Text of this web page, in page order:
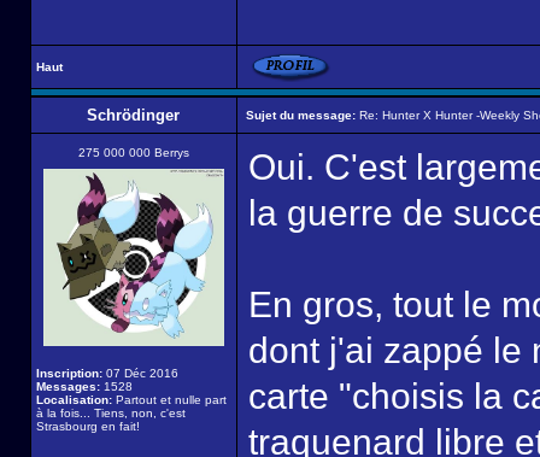
Haut
Schrödinger Sujet du message: Re: Hunter X Hunter -Weekly
275 000 000 Berrys
Inscription: 07 Déc 2016
Messages: 1528
Localisation: Partout et nulle part
à la fois... Tiens, non, c'est
Strasbourg en fait!
Oui. C'est
la guerre de
En gros, tout le
dont j'ai zappé le
carte "choisis la
traquenard libre